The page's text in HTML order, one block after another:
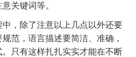
关键词等。
，除了注意以上几点以外还要
范，语言描述要简洁、准确，
只有这样扎扎实实才能在不断